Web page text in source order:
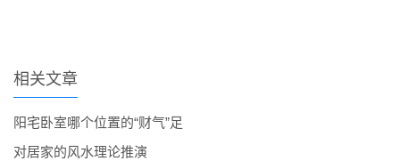
相关文章
阳宅卧室哪个位置的“财气”足
对居家的风水理论推演